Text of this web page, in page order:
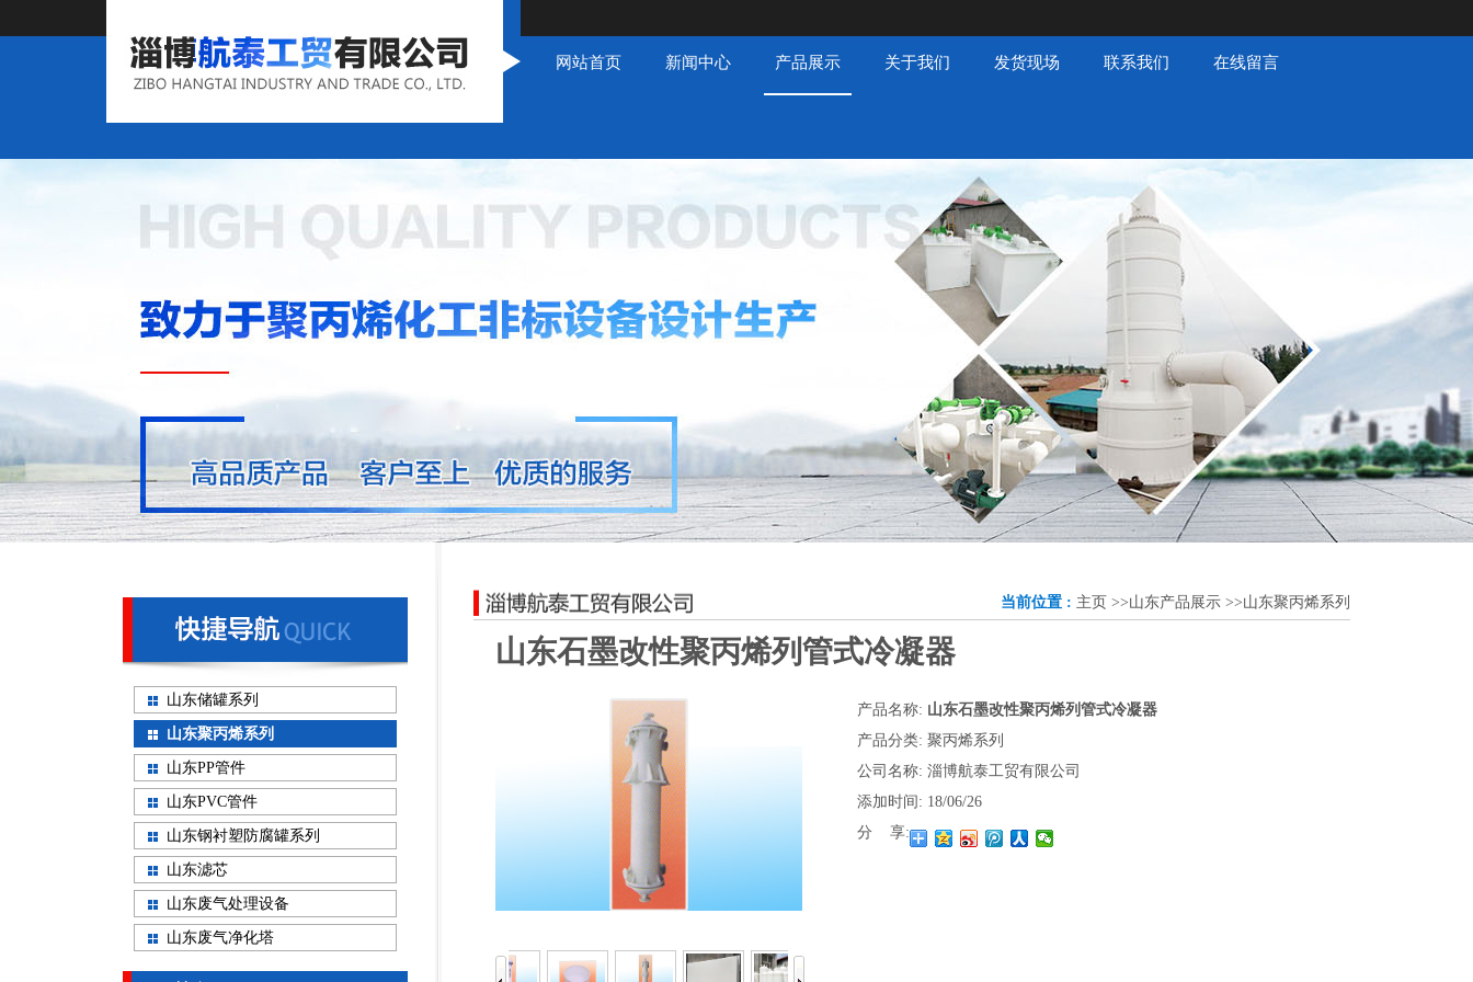
网站首页 新闻中心 产品展示 关于我们 发货现场 联系我们 在线留言
当前位置 : 主页 >>山东产品展示 >>山东聚丙烯系列
山东石墨改性聚丙烯列管式冷凝器
产品名称: 山东石墨改性聚丙烯列管式冷凝器
产品分类: 聚丙烯系列
公司名称: 淄博航泰工贸有限公司
添加时间: 18/06/26
分 享:
山东储罐系列
山东聚丙烯系列
山东PP管件
山东PVC管件
山东钢衬塑防腐罐系列
山东滤芯
山东废气处理设备
山东废气净化塔